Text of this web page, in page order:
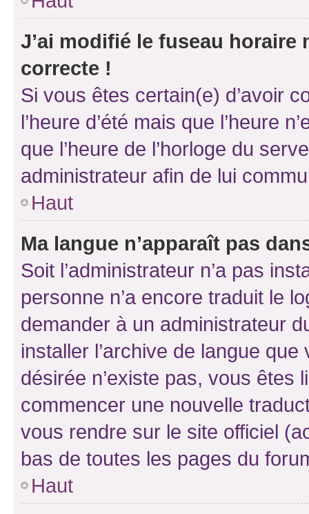
J’ai modifié le fuseau horaire
correcte !
Si vous êtes certain(e) d’avoir
l’heure d’été mais que l’heure
que l’heure de l’horloge du
administrateur afin de lui
Haut
Ma langue n’apparaît pas
Soit l’administrateur n’a pas
personne n’a encore traduit le
demander à un administrateur
installer l’archive de langue
désirée n’existe pas, vous êtes
commencer une nouvelle
vous rendre sur le site officiel
bas de toutes les pages du
Haut